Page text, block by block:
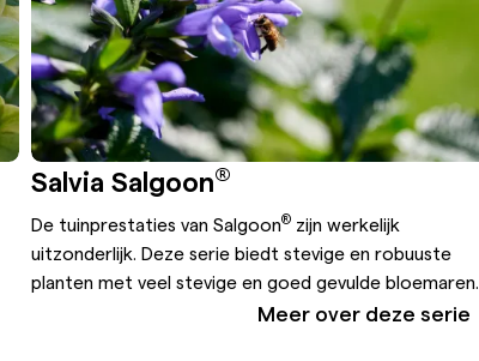
Salvia Salgoon®
De tuinprestaties van Salgoon®zijn werkelijk
uitzonderlijk. Deze serie biedt stevige en robuuste
planten met veel stevige en goed gevulde bloemaren.
Meer over deze serie